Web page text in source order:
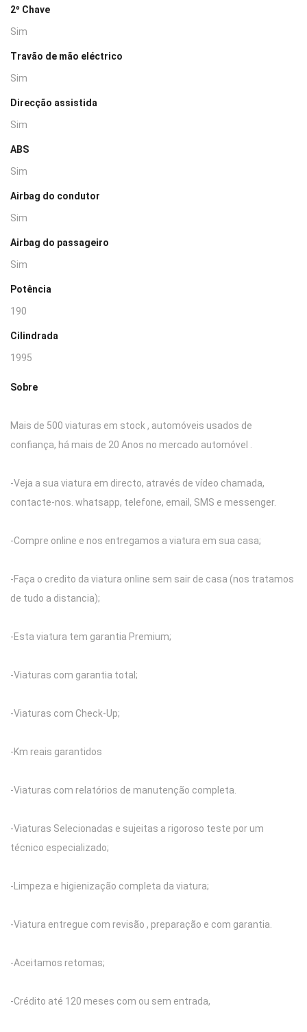
2º Chave
Sim
Travão de mão eléctrico
Sim
Direcção assistida
Sim
ABS
Sim
Airbag do condutor
Sim
Airbag do passageiro
Sim
Potência
190
Cilindrada
1995
Sobre
Mais de 500 viaturas em stock , automóveis usados de
confiança, há mais de 20 Anos no mercado automóvel .
-Veja a sua viatura em directo, através de vídeo chamada,
contacte-nos. whatsapp, telefone, email, SMS e messenger.
-Compre online e nos entregamos a viatura em sua casa;
-Faça o credito da viatura online sem sair de casa (nos tratamos
de tudo a distancia);
-Esta viatura tem garantia Premium;
-Viaturas com garantia total;
-Viaturas com Check-Up;
-Km reais garantidos
-Viaturas com relatórios de manutenção completa.
-Viaturas Selecionadas e sujeitas a rigoroso teste por um
técnico especializado;
-Limpeza e higienização completa da viatura;
-Viatura entregue com revisão , preparação e com garantia.
-Aceitamos retomas;
-Crédito até 120 meses com ou sem entrada,